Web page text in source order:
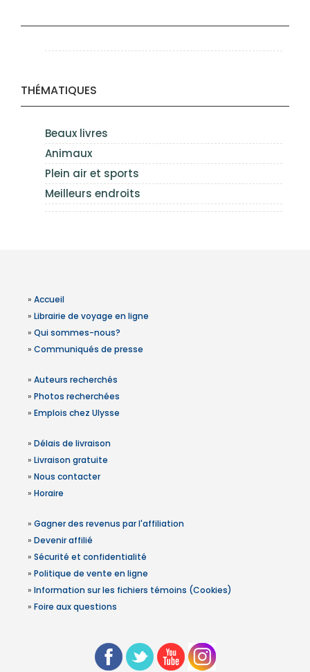
THÉMATIQUES
Beaux livres
Animaux
Plein air et sports
Meilleurs endroits
» Accueil
» Librairie de voyage en ligne
» Qui sommes-nous?
» Communiqués de presse
» Auteurs recherchés
» Photos recherchées
» Emplois chez Ulysse
» Délais de livraison
» Livraison gratuite
» Nous contacter
» Horaire
» Gagner des revenus par l'affiliation
» Devenir affilié
» Sécurité et confidentialité
» Politique de vente en ligne
» Information sur les fichiers témoins (Cookies)
» Foire aux questions